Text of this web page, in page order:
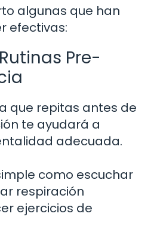
algunas que han
efectivas:
Pre-
que repitas antes de
te ayudará a
adecuada.
como escuchar
respiración
ejercicios de